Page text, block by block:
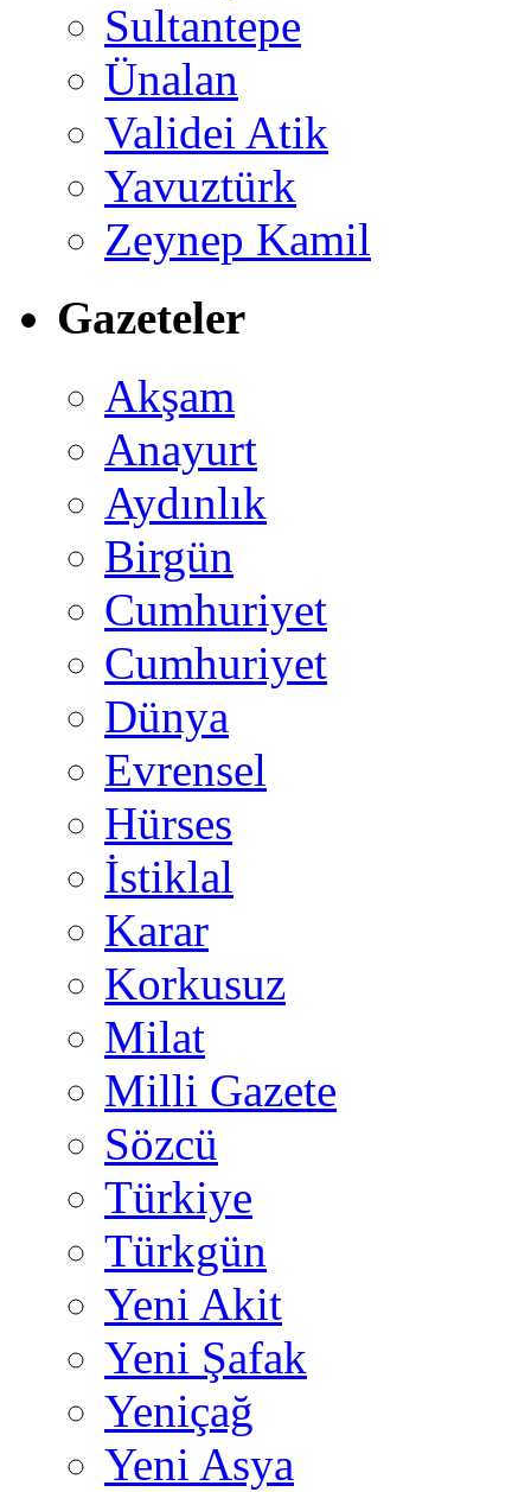
Sultantepe
Ünalan
Validei Atik
Yavuztürk
Zeynep Kamil
Gazeteler
Akşam
Anayurt
Aydınlık
Birgün
Cumhuriyet
Cumhuriyet
Dünya
Evrensel
Hürses
İstiklal
Karar
Korkusuz
Milat
Milli Gazete
Sözcü
Türkiye
Türkgün
Yeni Akit
Yeni Şafak
Yeniçağ
Yeni Asya